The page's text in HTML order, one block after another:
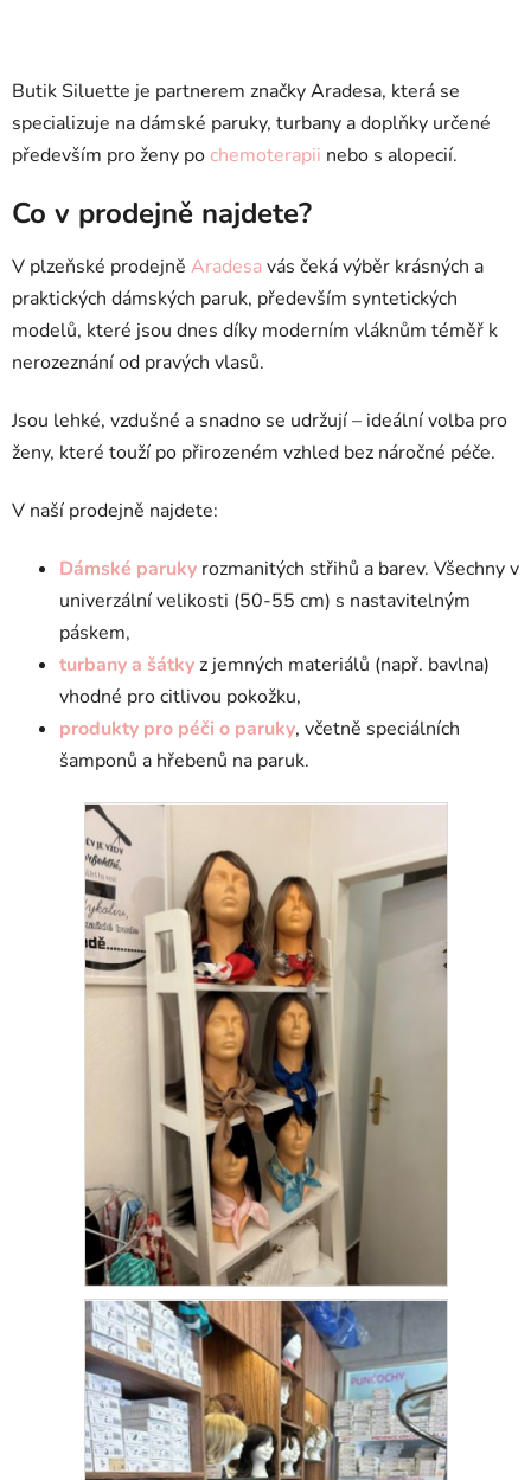
Butik Siluette je partnerem značky Aradesa, která se
specializuje na dámské paruky, turbany a doplňky určené
především pro ženy po chemoterapii nebo s alopecií.
Co v prodejně najdete?
V plzeňské prodejně Aradesavás čeká výběr krásných a
praktických dámských paruk, především syntetických
modelů, které jsou dnes díky moderním vláknům téměř k
nerozeznání od pravých vlasů.
Jsou lehké, vzdušné a snadno se udržují – ideální volba pro
ženy, které touží po přirozeném vzhled bez náročné péče.
V naší prodejně najdete:
Dámské paruky rozmanitých střihů a barev. Všechny v
univerzální velikosti (50-55 cm) s nastavitelným
páskem,
turbany a šátkyz jemných materiálů (např. bavlna)
vhodné pro citlivou pokožku,
produkty pro péči o paruky, včetně speciálních
šamponů a hřebenů na paruk.